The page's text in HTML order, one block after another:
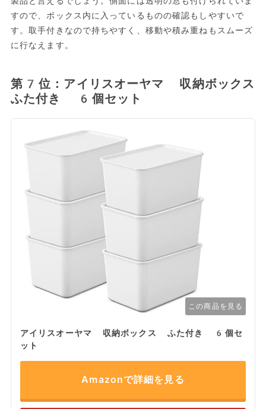
すので、ボックス内に入っているものの確認もしやすいで
す。取手付きなので持ちやすく、移動や積み重ねもスムーズ
に行なえます。
第7位：アイリスオーヤマ 収納ボックス
ふた付き 6個セット
この商品を見る
アイリスオーヤマ 収納ボックス ふた付き 6個セ
ット
Amazonで詳細を見る